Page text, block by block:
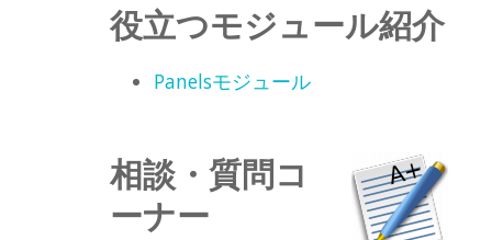
役立つモジュール紹介
Panelsモジュール
相談・質問コ
ーナー